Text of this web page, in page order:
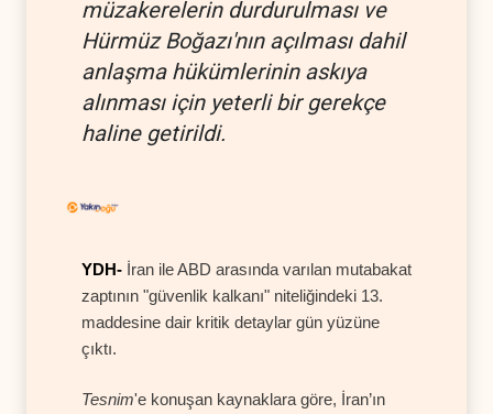
müzakerelerin durdurulması ve
Hürmüz Boğazı'nın açılması dahil
anlaşma hükümlerinin askıya
alınması için yeterli bir gerekçe
haline getirildi.
YDH- İran ile ABD arasında varılan mutabakat
zaptının "güvenlik kalkanı" niteliğindeki 13.
maddesine dair kritik detaylar gün yüzüne
çıktı.
Tesnim'e konuşan kaynaklara göre, İran’ın